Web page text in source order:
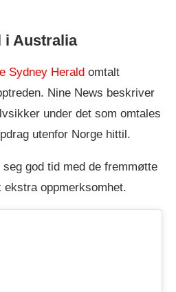
i Australia
Sydney Herald omtalt
Nine News beskriver
under det som omtales
utenfor Norge hittil.
god tid med de fremmøtte
oppmerksomhet.